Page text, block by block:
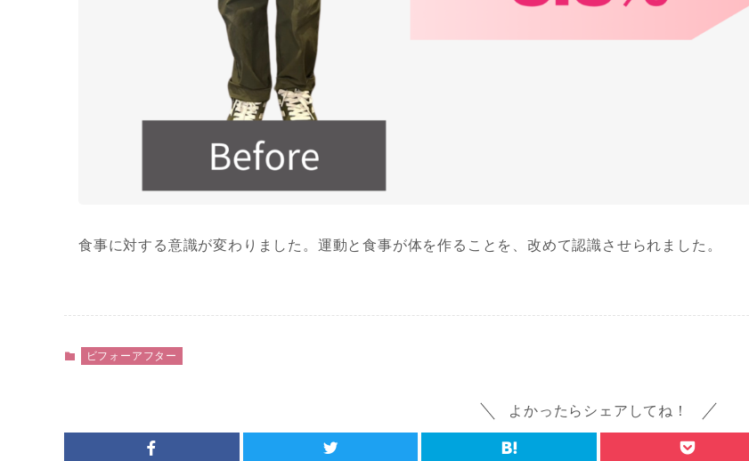
食事に対する意識が変わりました。運動と食事が体を作ることを、改めて認識させられました。
ビフォーアフター
よかったらシェアしてね！